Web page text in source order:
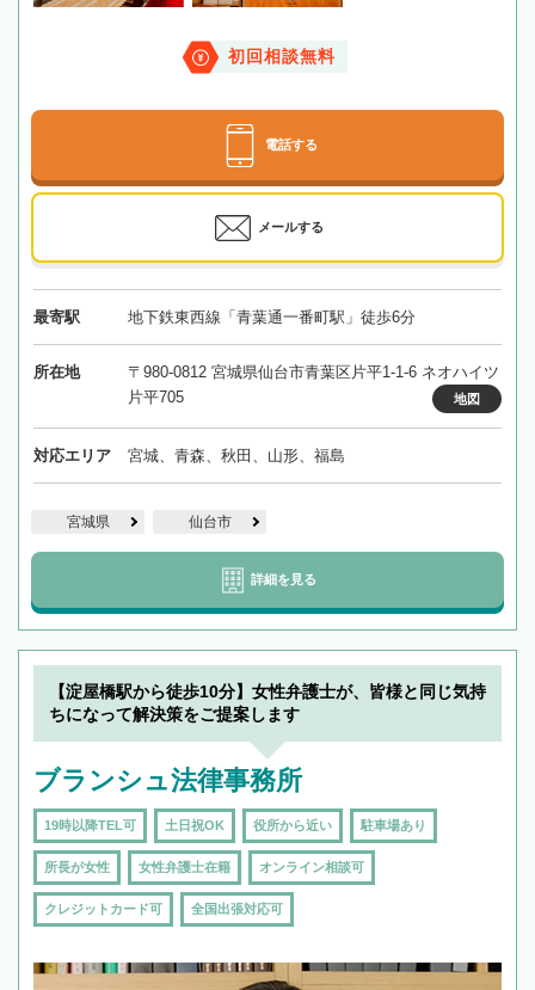
初回相談無料
電話する
メールする
最寄駅 地下鉄東西線「青葉通一番町駅」徒歩6分
所在地
〒980-0812 宮城県仙台市青葉区片平1-1-6 ネオハイツ
片平705
地図
対応エリア 宮城、青森、秋田、山形、福島
宮城県 仙台市
詳細を見る
【淀屋橋駅から徒歩10分】女性弁護士が、皆様と同じ気持
ちになって解決策をご提案します
ブランシュ法律事務所
19時以降TEL可 土日祝OK 役所から近い 駐車場あり
所長が女性 女性弁護士在籍 オンライン相談可
クレジットカード可 全国出張対応可